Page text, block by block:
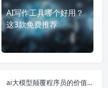
AI写作工具哪个好用？
这3款免费推荐
ai大模型颠覆程序员的价值是什么